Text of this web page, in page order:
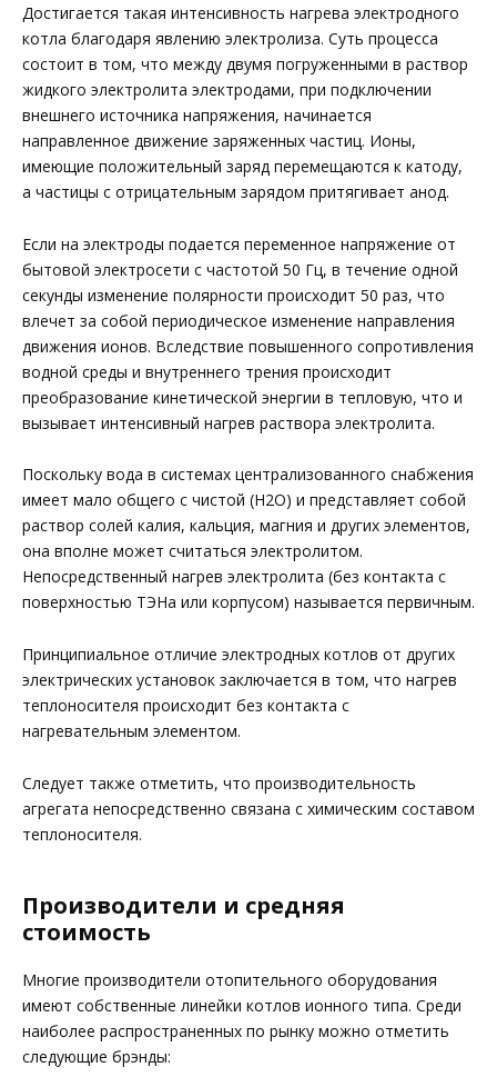
Достигается такая интенсивность нагрева электродного
котла благодаря явлению электролиза. Суть процесса
состоит в том, что между двумя погруженными в раствор
жидкого электролита электродами, при подключении
внешнего источника напряжения, начинается
направленное движение заряженных частиц. Ионы,
имеющие положительный заряд перемещаются к катоду,
а частицы с отрицательным зарядом притягивает анод.
Если на электроды подается переменное напряжение от
бытовой электросети с частотой 50 Гц, в течение одной
секунды изменение полярности происходит 50 раз, что
влечет за собой периодическое изменение направления
движения ионов. Вследствие повышенного сопротивления
водной среды и внутреннего трения происходит
преобразование кинетической энергии в тепловую, что и
вызывает интенсивный нагрев раствора электролита.
Поскольку вода в системах централизованного снабжения
имеет мало общего с чистой (Н2О) и представляет собой
раствор солей калия, кальция, магния и других элементов,
она вполне может считаться электролитом.
Непосредственный нагрев электролита (без контакта с
поверхностью ТЭНа или корпусом) называется первичным.
Принципиальное отличие электродных котлов от других
электрических установок заключается в том, что нагрев
теплоносителя происходит без контакта с
нагревательным элементом.
Следует также отметить, что производительность
агрегата непосредственно связана с химическим составом
теплоносителя.
Производители и средняя
стоимость
Многие производители отопительного оборудования
имеют собственные линейки котлов ионного типа. Среди
наиболее распространенных по рынку можно отметить
следующие брэнды: